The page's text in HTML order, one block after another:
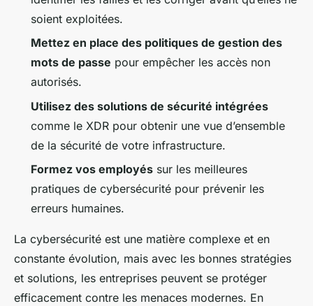
soient exploitées.
Mettez en place des politiques de gestion des
mots de passe pour empêcher les accès non
autorisés.
Utilisez des solutions de sécurité intégrées
comme le XDR pour obtenir une vue d’ensemble
de la sécurité de votre infrastructure.
Formez vos employés sur les meilleures
pratiques de cybersécurité pour prévenir les
erreurs humaines.
La cybersécurité est une matière complexe et en
constante évolution, mais avec les bonnes stratégies
et solutions, les entreprises peuvent se protéger
efficacement contre les menaces modernes. En